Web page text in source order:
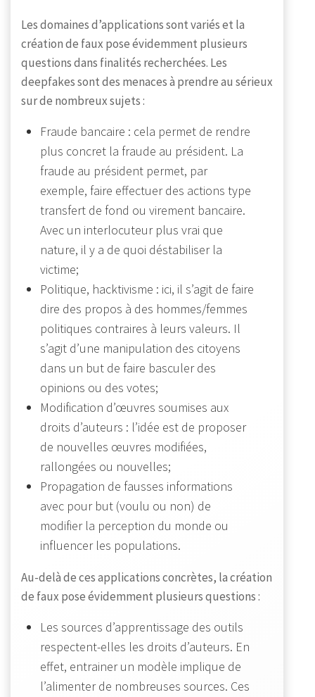
Les domaines d’applications sont variés et la
création de faux pose évidemment plusieurs
questions dans finalités recherchées. Les
deepfakes sont des menaces à prendre au sérieux
sur de nombreux sujets :
Fraude bancaire : cela permet de rendre
plus concret la fraude au président. La
fraude au président permet, par
exemple, faire effectuer des actions type
transfert de fond ou virement bancaire.
Avec un interlocuteur plus vrai que
nature, il y a de quoi déstabiliser la
victime;
Politique, hacktivisme : ici, il s’agit de faire
dire des propos à des hommes/femmes
politiques contraires à leurs valeurs. Il
s’agit d’une manipulation des citoyens
dans un but de faire basculer des
opinions ou des votes;
Modification d’œuvres soumises aux
droits d’auteurs : l’idée est de proposer
de nouvelles œuvres modifiées,
rallongées ou nouvelles;
Propagation de fausses informations
avec pour but (voulu ou non) de
modifier la perception du monde ou
influencer les populations.
Au-delà de ces applications concrètes, la création
de faux pose évidemment plusieurs questions :
Les sources d’apprentissage des outils
respectent-elles les droits d’auteurs. En
effet, entrainer un modèle implique de
l’alimenter de nombreuses sources. Ces